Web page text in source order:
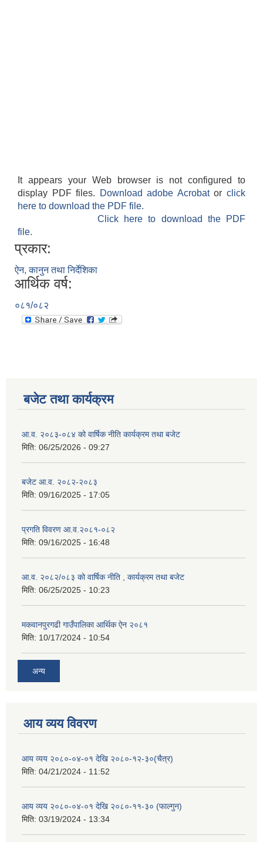
It appears your Web browser is not configured to
display PDF files.
Download adobe Acrobatorclick
here to download the PDF file.
Click here to download the PDF
file.
प्रकार:
ऐन, कानुन तथा निर्देशिका
आर्थिक वर्ष:
०८१/०८२
बजेट तथा कार्यक्रम
आ.व. २०८३-०८४ को वार्षिक नीति कार्यक्रम तथा बजेट
मिति: 06/25/2026 - 09:27
बजेट आ.व. २०८२-२०८३
मिति: 09/16/2025 - 17:05
प्रगति विवरण आ.व.२०८१-०८२
मिति: 09/16/2025 - 16:48
आ.व. २०८२/०८३ को वार्षिक नीति , कार्यक्रम तथा बजेट
मिति: 06/25/2025 - 10:23
मकवानपुरगढी गाउँपालिका आर्थिक ‌‌‌ऐन २०८१
मिति: 10/17/2024 - 10:54
अन्य
आय व्यय विवरण
आय व्यय २०८०-०४-०१ देखि २०८०-१२-३०(चैत्र)
मिति: 04/21/2024 - 11:52
आय व्यय २०८०-०४-०१ देखि २०८०-११-३० (फाल्गुन)
मिति: 03/19/2024 - 13:34